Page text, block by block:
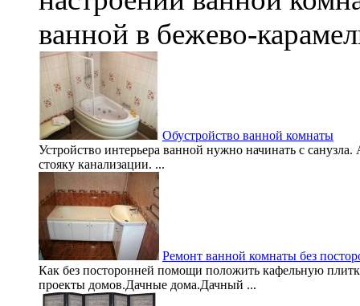
ванной в бежево-
Обустройство ванной комнаты
Устройство интерьера ванной нужно начинать с
стояку канализации. ...
Ремонт ванной комнаты без
Как без посторонней помощи положить кафельную
проекты домов.Дачные дома.Дачный ...